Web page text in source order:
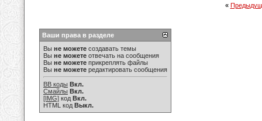
«
Ваши права в разделе
Вы не можете создавать темы
Вы не можете отвечать на сообщения
Вы не можете прикреплять файлы
Вы не можете редактировать сообщения
BB коды Вкл.
Смайлы Вкл.
[IMG] код Вкл.
HTML код Выкл.